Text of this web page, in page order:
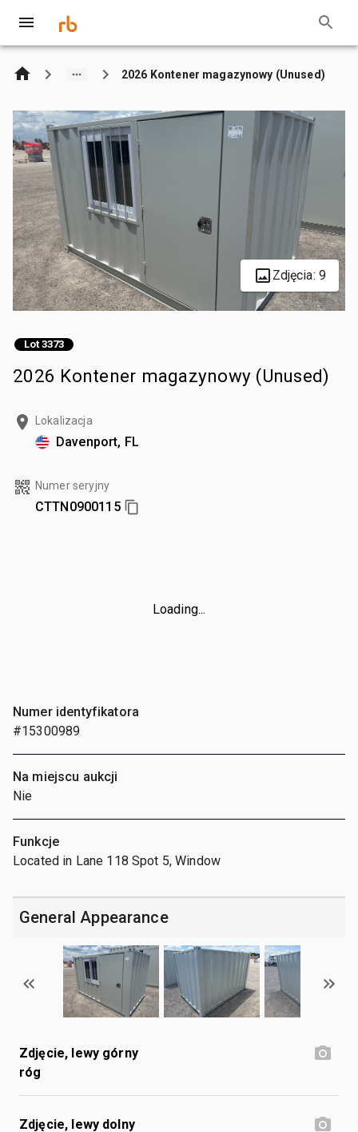
2026 Kontener magazynowy (Unused)
Zdjęcia: 9
Lot 3373
2026 Kontener magazynowy (Unused)
Lokalizacja
Davenport, FL
Numer seryjny
CTTN0900115
Loading...
Numer identyfikatora
#15300989
Na miejscu aukcji
Nie
Funkcje
Located in Lane 118 Spot 5, Window
General Appearance
Zdjęcie, lewy górny
róg
Zdjęcie, lewy dolny